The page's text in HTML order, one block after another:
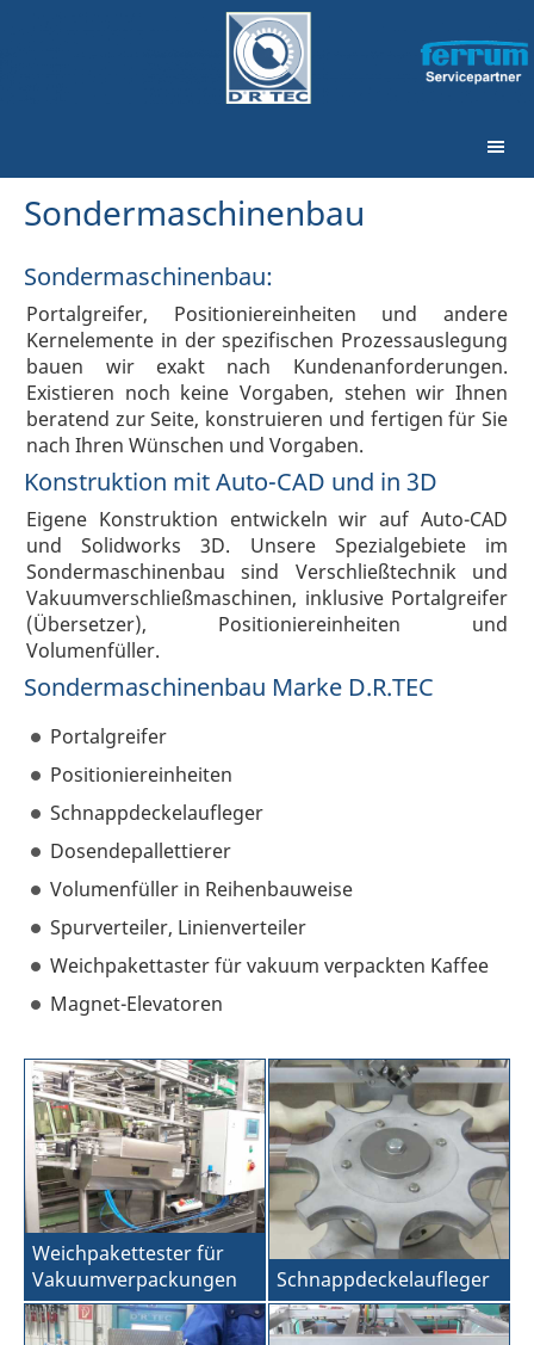
Sondermaschinenbau
Sondermaschinenbau:
Portalgreifer, Positioniereinheiten und andere
Kernelemente in der spezifischen Prozessauslegung
bauen wir exakt nach Kundenanforderungen.
Existieren noch keine Vorgaben, stehen wir Ihnen
beratend zur Seite, konstruieren und fertigen für Sie
nach Ihren Wünschen und Vorgaben.
Konstruktion mit Auto-CAD und in 3D
Eigene Konstruktion entwickeln wir auf Auto-CAD
und Solidworks 3D. Unsere Spezialgebiete im
Sondermaschinenbau sind Verschließtechnik und
Vakuumverschließmaschinen, inklusive Portalgreifer
(Übersetzer), Positioniereinheiten und
Volumenfüller.
Sondermaschinenbau Marke D.R.TEC
Portalgreifer
Positioniereinheiten
Schnappdeckelaufleger
Dosendepallettierer
Volumenfüller in Reihenbauweise
Spurverteiler, Linienverteiler
Weichpakettaster für vakuum verpackten Kaffee
Magnet-Elevatoren
Weichpakettester für
Vakuumverpackungen
Schnappdeckelaufleger